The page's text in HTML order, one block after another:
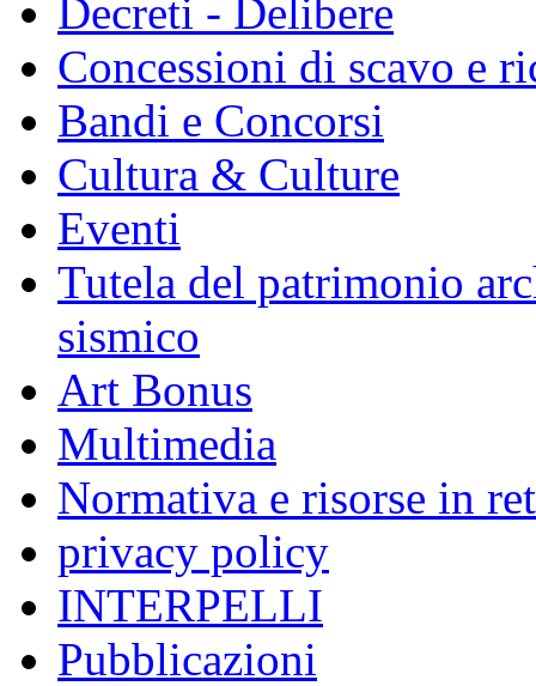
Decreti - Delibere
Concessioni di scavo e
Bandi e Concorsi
Cultura & Culture
Eventi
Tutela del patrimonio
sismico
Art Bonus
Multimedia
Normativa e risorse in
privacy policy
INTERPELLI
Pubblicazioni